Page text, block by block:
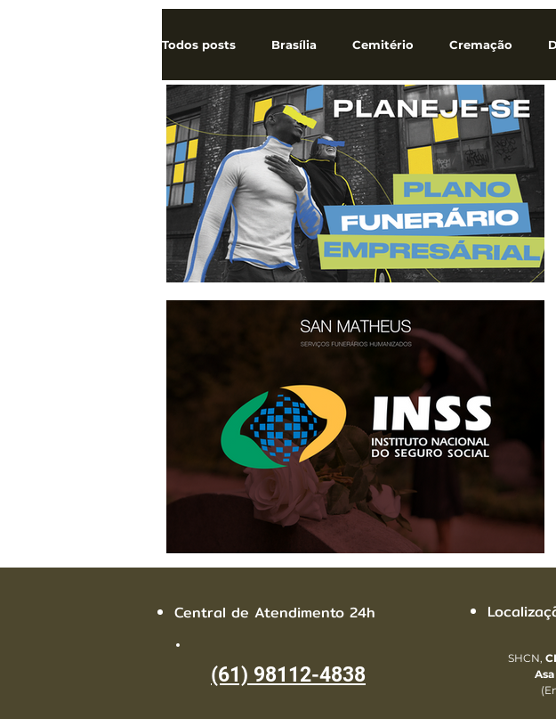
Todos posts Brasília Cemitério Cremação
Jazigo Plano Funerário Sepultamento
Falando sobre a morte Serviço Funerário
Central de Atendimento 24h
(61) 98112-4838
SHCN,